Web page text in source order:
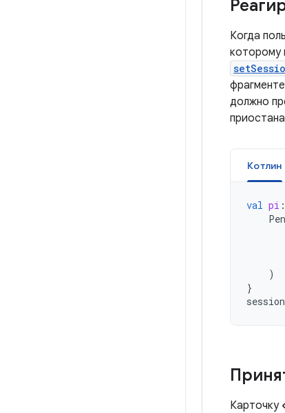
Когда
которому
должно
Котлин
val pi :
)
}
session
Карточку